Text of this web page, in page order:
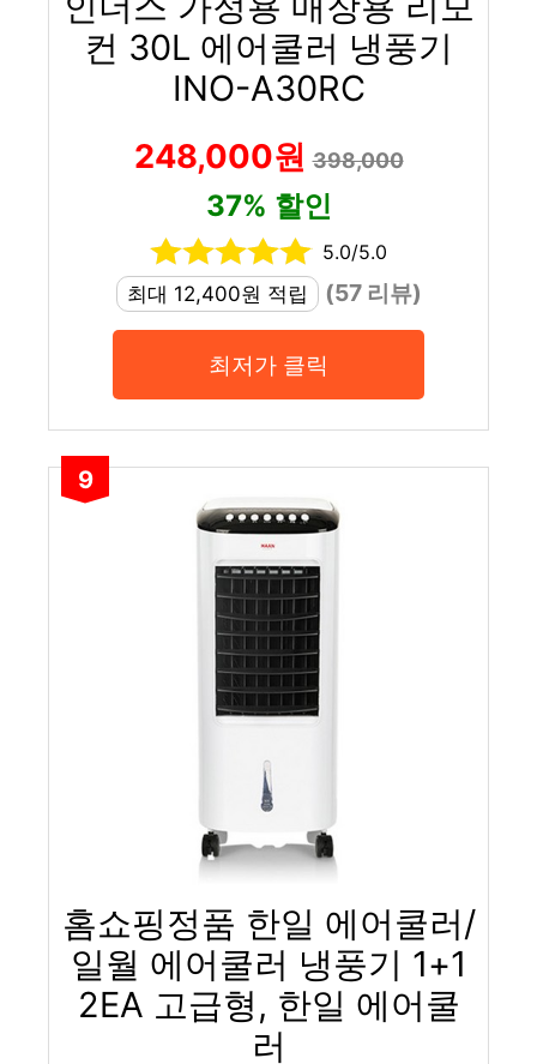
컨 30L 에어쿨러 냉풍기
INO-A30RC
248,000원398,000
37% 할인
5.0/5.0
최대 12,400원 적립
(57 리뷰)
최저가 클릭
9
홈쇼핑정품 한일 에어쿨러/
일월 에어쿨러 냉풍기 1+1
2EA 고급형, 한일 에어쿨
러